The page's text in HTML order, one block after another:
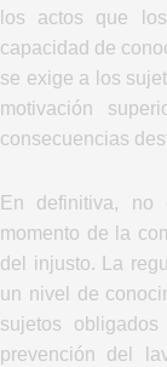
los actos que
capacidad de
se exige a los
motivación
consecuencias
En definitiva, no
momento de la
del injusto. La
un nivel de
sujetos
prevención del